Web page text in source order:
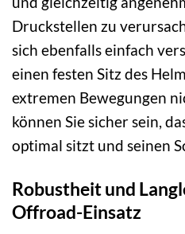
Druckstellen zu
sich ebenfalls einfach
einen festen Sitz des
extremen Bewegungen
können Sie sicher sein,
optimal sitzt und seinen
Robustheit und
Offroad-Einsatz